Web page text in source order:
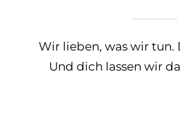
Wir lieben, was wir tun.
Und dich lassen wir